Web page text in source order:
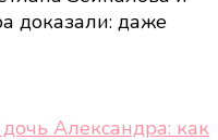
доказали: даже